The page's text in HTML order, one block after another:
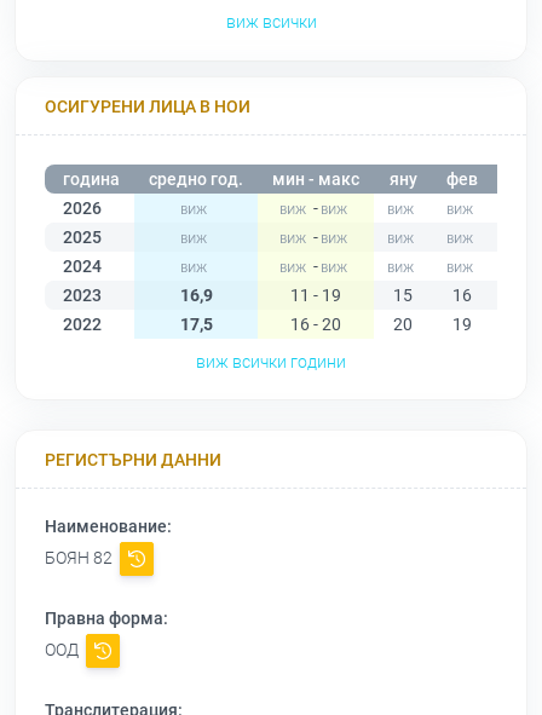
виж всички
ОСИГУРЕНИ ЛИЦА В НОИ
година средно год. мин - макс яну фев
2026
-
2025
-
2024
-
2023
16,9 11 - 19 15 16
2022
17,5 16 - 20 20 19
виж всички години
РЕГИСТЪРНИ ДАННИ
Наименование:
БОЯН 82
Правна форма:
ООД
Транслитерация: